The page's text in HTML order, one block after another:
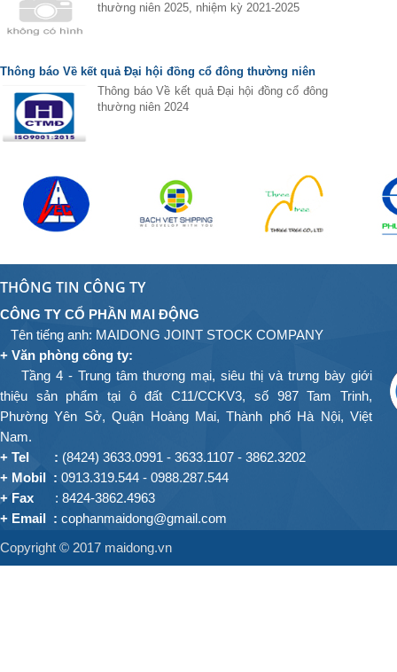
thường niên 2025, nhiệm kỳ 2021-2025
Thông báo Về kết quả Đại hội đồng cổ đông thường niên
Thông báo Về kết quả Đại hội đồng cổ đông
thường niên 2024
THÔNG TIN CÔNG TY
CÔNG TY CỔ PHẦN MAI ĐỘNG
Tên tiếng anh: MAIDONG JOINT STOCK COMPANY
+ Văn phòng công ty:
Tầng 4 - Trung tâm thương mại, siêu thị và trưng bày giới
thiệu sản phẩm tại ô đất C11/CCKV3, số 987 Tam Trinh,
Phường Yên Sở, Quận Hoàng Mai, Thành phố Hà Nội, Việt
Nam.
+ Tel
: (8424) 3633.0991 - 3633.1107 - 3862.3202
+ Mobil : 0913.319.544 - 0988.287.544
+ Fax : 8424-3862.4963
+ Email
: cophanmaidong@gmail.com
Quốc lộ 3, Thôn Du Nội, Xã Mai Lâm, H. Đông Anh, TP. Hà
Copyright © 2017 maidong.vn